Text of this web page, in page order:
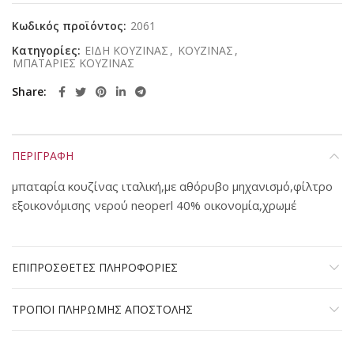
Κωδικός προϊόντος: 2061
Κατηγορίες: ΕΙΔΗ ΚΟΥΖΙΝΑΣ , ΚΟΥΖΙΝΑΣ ,
ΜΠΑΤΑΡΙΕΣ ΚΟΥΖΙΝΑΣ
Share
ΠΕΡΙΓΡΑΦΗ
μπαταρία κουζίνας ιταλική,με αθόρυβο μηχανισμό,φίλτρο
εξοικονόμισης νερού neoperl 40% οικονομία,χρωμέ
ΕΠΙΠΡΟΣΘΕΤΕΣ ΠΛΗΡΟΦΟΡΙΕΣ
ΤΡΟΠΟΙ ΠΛΗΡΩΜΗΣ ΑΠΟΣΤΟΛΗΣ